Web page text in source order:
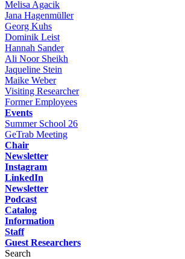
Melisa Agacik
Jana Hagenmüller
Georg Kuhs
Dominik Leist
Hannah Sander
Ali Noor Sheikh
Jaqueline Stein
Maike Weber
Visiting Researcher
Former Employees
Events
Summer School 26
GeTrab Meeting
Chair
Newsletter
Instagram
LinkedIn
Newsletter
Podcast
Catalog
Information
Staff
Guest Researchers
Search